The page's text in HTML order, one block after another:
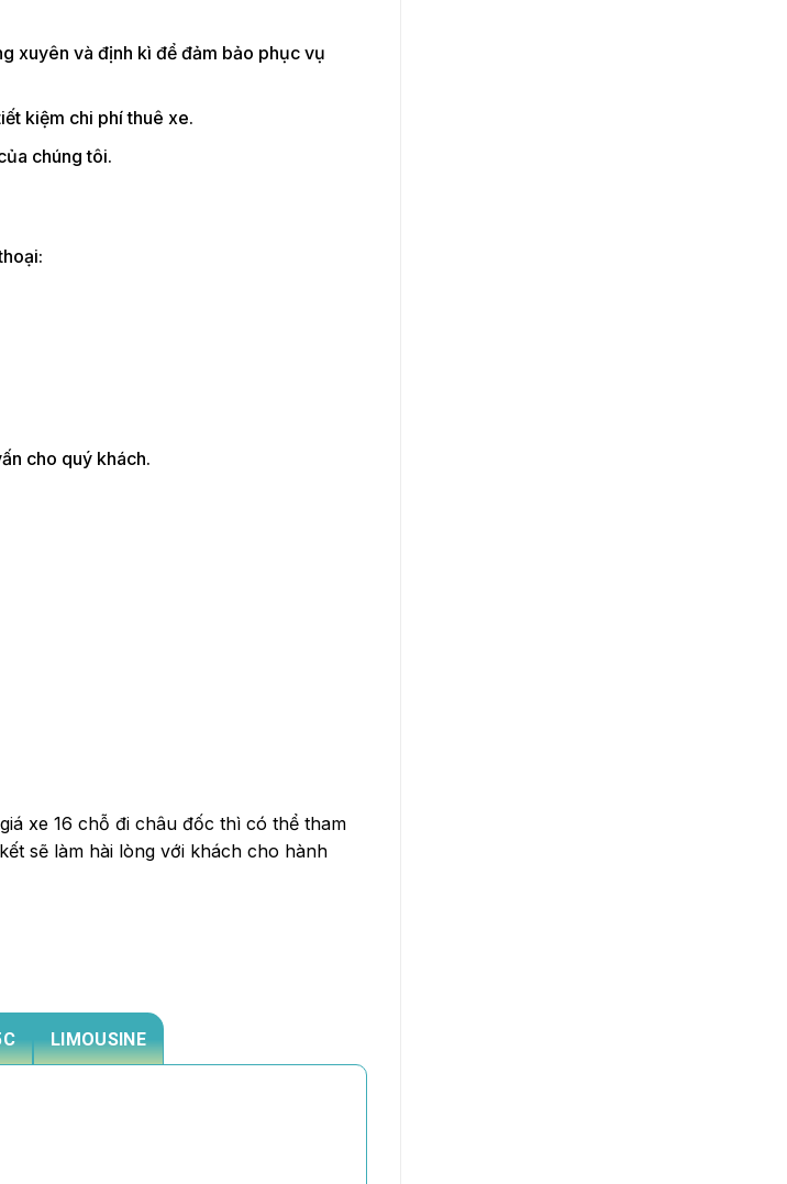
xuyên và định kì để đảm bảo phục vụ
kiệm chi phí thuê xe.
chúng tôi.
cho quý khách.
xe 16 chỗ đi châu đốc thì có thể tham
sẽ làm hài lòng với khách cho hành
LIMOUSINE